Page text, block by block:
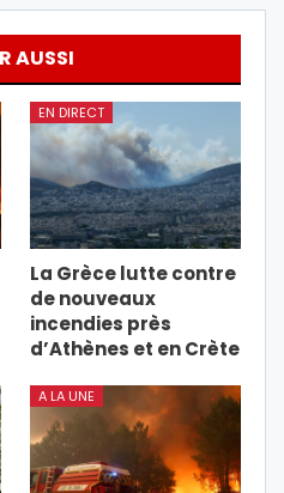
AUSSI
EN DIRECT
La Grèce lutte contre
de nouveaux
incendies près
d’Athènes et en Crète
A LA UNE